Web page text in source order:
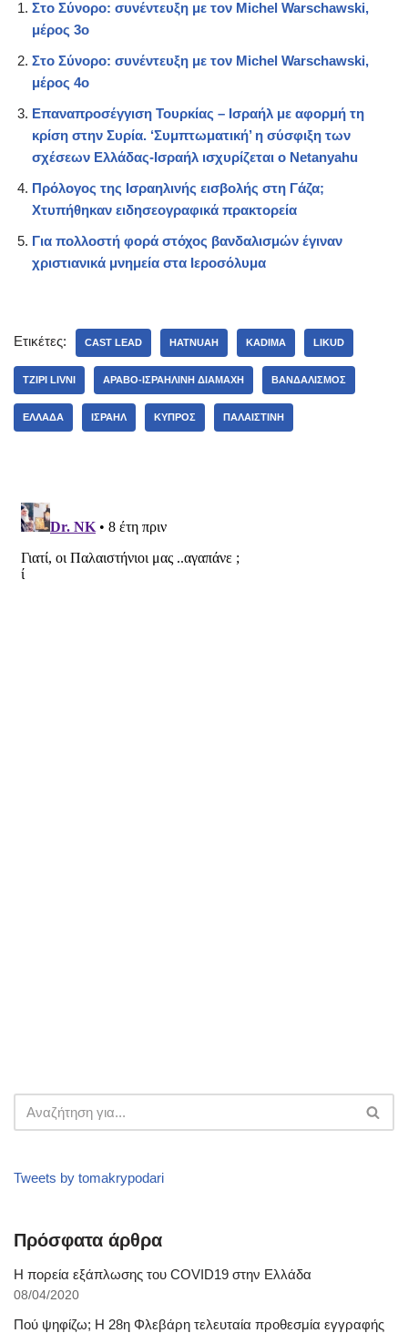
Στο Σύνορο: συνέντευξη με τον Michel Warschawski,
μέρος 3ο
Στο Σύνορο: συνέντευξη με τον Michel Warschawski,
μέρος 4ο
Επαναπροσέγγιση Τουρκίας – Ισραήλ με αφορμή τη
κρίση στην Συρία. ‘Συμπτωματική’ η σύσφιξη των
σχέσεων Ελλάδας-Ισραήλ ισχυρίζεται ο Netanyahu
Πρόλογος της Ισραηλινής εισβολής στη Γάζα;
Χτυπήθηκαν ειδησεογραφικά πρακτορεία
Για πολλοστή φορά στόχος βανδαλισμών έγιναν
χριστιανικά μνημεία στα Ιεροσόλυμα
Ετικέτες: CAST LEAD HATNUAH KADIMA LIKUD
TZIPI LIVNI ΑΡΑΒΟ-ΙΣΡΑΗΛΙΝΉ ΔΙΑΜΆΧΗ ΒΑΝΔΑΛΙΣΜΌΣ
ΕΛΛΆΔΑ ΙΣΡΑΉΛ ΚΎΠΡΟΣ ΠΑΛΑΙΣΤΊΝΗ
Tweets by tomakrypodari
Πρόσφατα άρθρα
Η πορεία εξάπλωσης του COVID19 στην Ελλάδα
08/04/2020
Πού ψηφίζω; Η 28η Φλεβάρη τελευταία προθεσμία εγγραφής